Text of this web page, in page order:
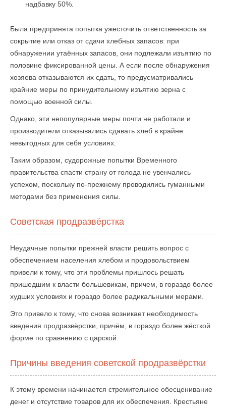
надбавку 50%.
Была предпринята попытка ужесточить ответственность за
сокрытие или отказ от сдачи хлебных запасов: при
обнаружении утаённых запасов, они подлежали изъятию по
половине фиксированной цены. А если после обнаружения
хозяева отказываются их сдать, то предусматривались
крайние меры по принудительному изъятию зерна с
помощью военной силы.
Однако, эти непопулярные меры почти не работали и
производители отказывались сдавать хлеб в крайне
невыгодных для себя условиях.
Таким образом, судорожные попытки Временного
правительства спасти страну от голода не увенчались
успехом, поскольку по-прежнему проводились гуманными
методами без применения силы.
Советская продразвёрстка
Неудачные попытки прежней власти решить вопрос с
обеспечением населения хлебом и продовольствием
привели к тому, что эти проблемы пришлось решать
пришедшим к власти большевикам, причем, в гораздо более
худших условиях и гораздо более радикальными мерами.
Это привело к тому, что снова возникает необходимость
введения продразвёрстки, причём, в гораздо более жёсткой
форме по сравнению с царской.
Причины введения советской продразвёрстки
К этому времени начинается стремительное обесценивание
денег и отсутствие товаров для их обеспечения. Крестьяне